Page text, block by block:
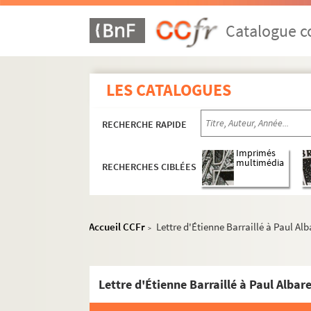
Catalogue
LES CATALOGUES
RECHERCHE RAPIDE
RECHERCHES CIBLÉES
Imprimés
multimédia
Accueil CCFr > Lettre d'Étienne Barraillé à Paul
Lettre d'Étienne Barraillé à Paul
ALB 3.1. Carte de Félibre de Paul Albarel
Les dignités du Félibrige
Maintenance du Languedoc
ALB 3.11. Brouillons de Paul Albarel
ALB 3.12. Albarel (Paul). -L'inventeur du
Documents non attribués
A